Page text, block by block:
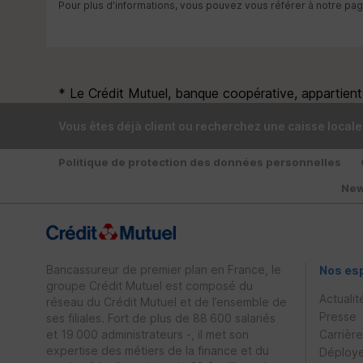
Pour plus d’informations, vous pouvez vous référer à notre
* Le Crédit Mutuel, banque coopérative,
Vous êtes déjà client ou recherchez une caisse
Politique de protection des données personnelles
Bancassureur de premier plan en France, le
groupe Crédit Mutuel est composé du
réseau du Crédit Mutuel et de l’ensemble de
ses filiales. Fort de plus de 88 600 salariés
et 19 000 administrateurs -, il met son
expertise des métiers de la finance et du
Nos
Presse